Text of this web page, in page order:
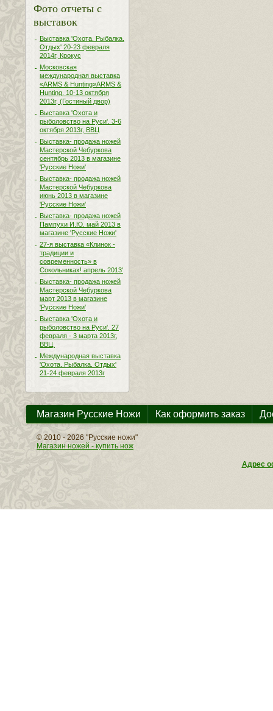
Фото отчеты с
выставок
Выставка 'Охота. Рыбалка.
Отдых' 20-23 февраля
2014г, Крокус
Московская
международная выставка
«ARMS & Hunting»ARMS &
Hunting. 10-13 октября
2013г, (Гостиный двор)
Выставка 'Охота и
рыболовство на Руси'. 3-6
октября 2013г, ВВЦ
Выставка- продажа ножей
Мастерской Чебуркова
сентябрь 2013 в магазине
'Русские Ножи'
Выставка- продажа ножей
Мастерской Чебуркова
июнь 2013 в магазине
'Русские Ножи'
Выставка- продажа ножей
Пампухи И.Ю. май 2013 в
магазине 'Русские Ножи'
27-я выставка «Клинок -
традиции и
современность» в
Сокольниках! апрель 2013'
Выставка- продажа ножей
Мастерской Чебуркова
март 2013 в магазине
'Русские Ножи'
Выставка 'Охота и
рыболовство на Руси'. 27
февраля - 3 марта 2013г,
ВВЦ.
Международная выставка
'Охота. Рыбалка. Отдых'
21-24 февраля 2013г
Магазин Русские Ножи Как оформить заказ
© 2010 - 2026 "Русские ножи"
Магазин ножей - купить нож
Адрес